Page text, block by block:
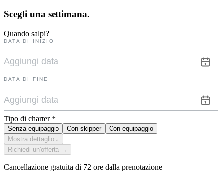
Scegli una settimana.
Quando salpi?
DATA DI INIZIO
DATA DI FINE
Tipo di charter *
Senza equipaggio Con skipper
Con equipaggio
Mostra dettaglio ⌄
Richiedi un'offerta →
Cancellazione gratuita di 72 ore dalla prenotazione